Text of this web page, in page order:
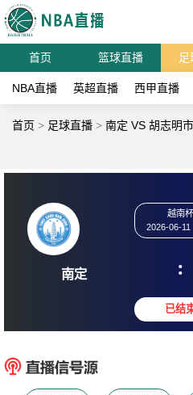
首页 篮球直播
NBA直播 英超直播 西甲直播
首页 > 足球直播 > 南定 VS 胡志明市
南定